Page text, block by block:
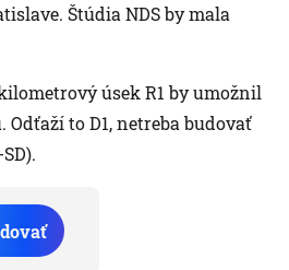
Štúdia NDS by mala
úsek R1 by umožnil
to D1, netreba budovať